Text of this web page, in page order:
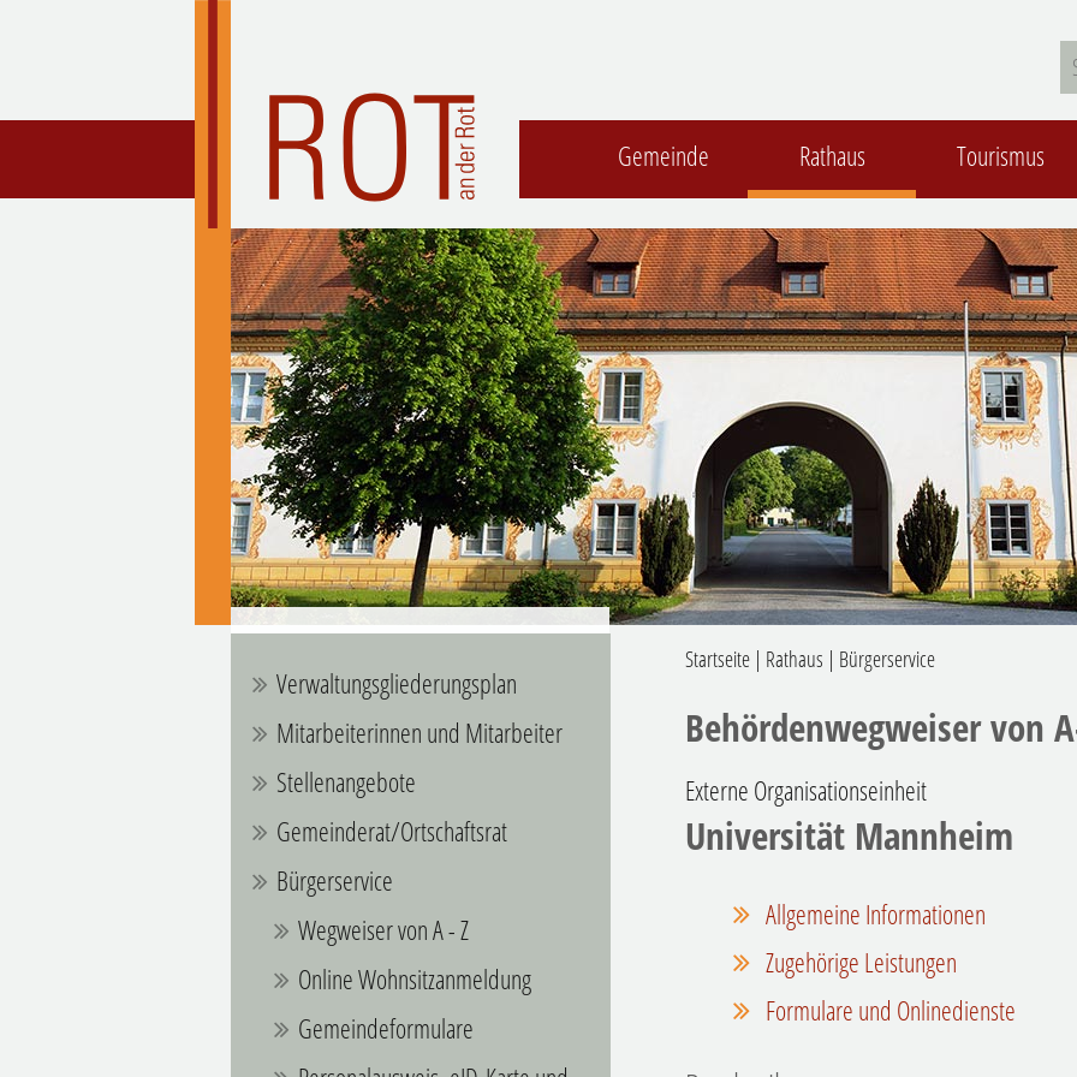
Gemeinde Rathaus Tourismus
Verwaltungsgliederungsplan
Mitarbeiterinnen und Mitarbeiter
Stellenangebote
Gemeinderat/Ortschaftsrat
Bürgerservice
Wegweiser von A - Z
Online Wohnsitzanmeldung
Gemeindeformulare
Startseite | Rathaus | Bürgerservice
Behördenwegweiser von
Externe Organisationseinheit
Universität Mannheim
Allgemeine Informationen
Zugehörige Leistungen
Formulare und Onlinedienste